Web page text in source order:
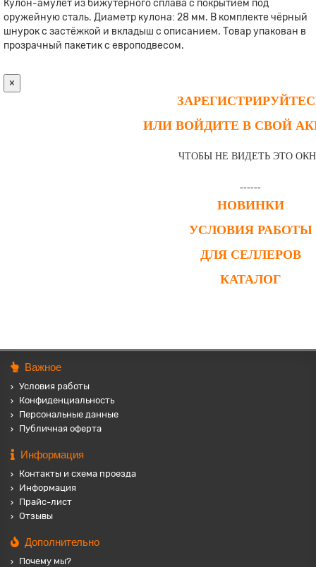
Кулон-амулет из бижутерного сплава с покрытием под
оружейную сталь. Диаметр кулона: 28 мм. В комплекте чёрный
шнурок с застёжкой и вкладыш с описанием. Товар упакован в
прозрачный пакетик с европодвесом.
×
ИЛИ ВОЙДИТЕ В СВОЙ
ЧТОБЫ НЕ ВИДЕТЬ ЭТО
------
НОВИНКИ
УСЛОВИЯ РАБОТЫ
ДЛЯ СЕЛЛЕРОВ
КАТАЛОГ
Важное
Условия работы
Конфиденциальность
Персональные данные
Публичная оферта
Информация
Контакты и схема проезда
Информация
Прайс-лист
Отзывы
Дополнительно
Почему мы?